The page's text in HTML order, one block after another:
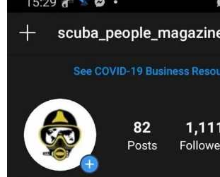
scuba_people_magazine